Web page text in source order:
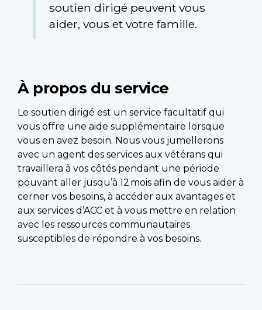
soutien dirigé peuvent vous
aider, vous et votre famille.
À propos du service
Le soutien dirigé est un service facultatif qui
vous offre une aide supplémentaire lorsque
vous en avez besoin. Nous vous jumellerons
avec un agent des services aux vétérans qui
travaillera à vos côtés pendant une période
pouvant aller jusqu’à 12 mois afin de vous aider à
cerner vos besoins, à accéder aux avantages et
aux services d’ACC et à vous mettre en relation
avec les ressources communautaires
susceptibles de répondre à vos besoins.